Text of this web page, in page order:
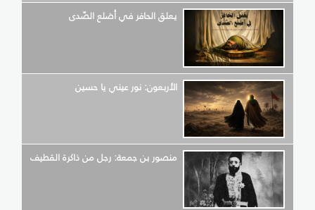
يعلق الحافر في أضلع الصّدى
الأربعون: نور عيني يا حسين
منصور بن جمعة: رجل من ذاكرة القطيف